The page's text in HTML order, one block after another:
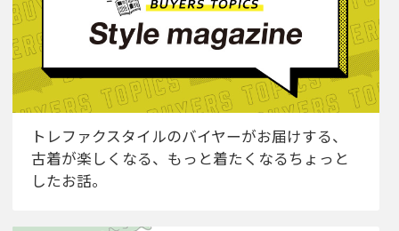
トレファクスタイルのバイヤーがお届けする、
古着が楽しくなる、もっと着たくなるちょっと
したお話。